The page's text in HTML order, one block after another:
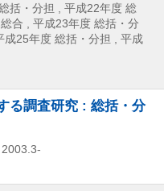
括・分担 , 平成22年度 総
合 , 平成23年度 総括・分
25年度 総括・分担 , 平成
る調査研究 : 総括・分
2003.3-